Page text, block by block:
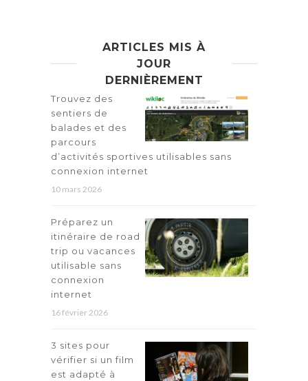
ARTICLES MIS À
JOUR
DERNIÈREMENT
Trouvez des
sentiers de
balades et des
parcours
d’activités sportives utilisables sans
connexion internet
10 mars 2026
Préparez un
itinéraire de road
trip ou vacances
utilisable sans
connexion
internet
16 février 2026
3 sites pour
vérifier si un film
est adapté à